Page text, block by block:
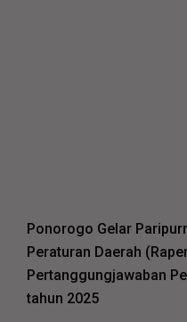
Ponorogo Gelar
Peraturan Daerah
Pertanggungjawaban
tahun 2025